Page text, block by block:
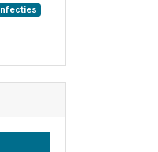
Infecties